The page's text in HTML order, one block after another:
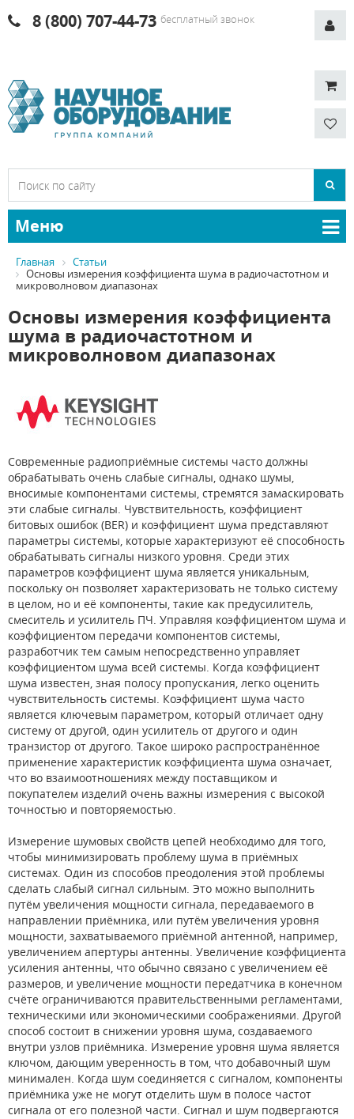
8 (800) 707-44-73 бесплатный звонок
Меню
Главная
Статьи
Основы измерения коэффициента шума в радиочастотном и
микроволновом диапазонах
Основы измерения коэффициента
шума в радиочастотном и
микроволновом диапазонах
Современные радиоприёмные системы часто должны
обрабатывать очень слабые сигналы, однако шумы,
вносимые компонентами системы, стремятся замаскировать
эти слабые сигналы. Чувствительность, коэффициент
битовых ошибок (BER) и коэффициент шума представляют
параметры системы, которые характеризуют её способность
обрабатывать сигналы низкого уровня. Среди этих
параметров коэффициент шума является уникальным,
поскольку он позволяет характеризовать не только систему
в целом, но и её компоненты, такие как предусилитель,
смеситель и усилитель ПЧ. Управляя коэффициентом шума и
коэффициентом передачи компонентов системы,
разработчик тем самым непосредственно управляет
коэффициентом шума всей системы. Когда коэффициент
шума известен, зная полосу пропускания, легко оценить
чувствительность системы. Коэффициент шума часто
является ключевым параметром, который отличает одну
систему от другой, один усилитель от другого и один
транзистор от другого. Такое широко распространённое
применение характеристик коэффициента шума означает,
что во взаимоотношениях между поставщиком и
покупателем изделий очень важны измерения с высокой
точностью и повторяемостью.
Измерение шумовых свойств цепей необходимо для того,
чтобы минимизировать проблему шума в приёмных
системах. Один из способов преодоления этой проблемы
сделать слабый сигнал сильным. Это можно выполнить
путём увеличения мощности сигнала, передаваемого в
направлении приёмника, или путём увеличения уровня
мощности, захватываемого приёмной антенной, например,
увеличением апертуры антенны. Увеличение коэффициента
усиления антенны, что обычно связано с увеличением её
размеров, и увеличение мощности передатчика в конечном
счёте ограничиваются правительственными регламентами,
техническими или экономическими соображениями. Другой
способ состоит в снижении уровня шума, создаваемого
внутри узлов приёмника. Измерение уровня шума является
ключом, дающим уверенность в том, что добавочный шум
минимален. Когда шум соединяется с сигналом, компоненты
приёмника уже не могут отделить шум в полосе частот
сигнала от его полезной части. Сигнал и шум подвергаются